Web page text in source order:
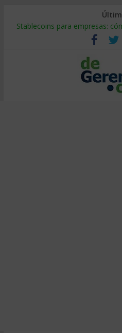
Stablecoins para empresas:
Despido silencioso: qué es y
IA en selección de personal:
Trabajo forzoso en la cadena
Mercado hispano de EE. UU.: